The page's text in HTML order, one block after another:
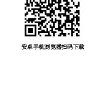
安卓手机浏览器扫码下载